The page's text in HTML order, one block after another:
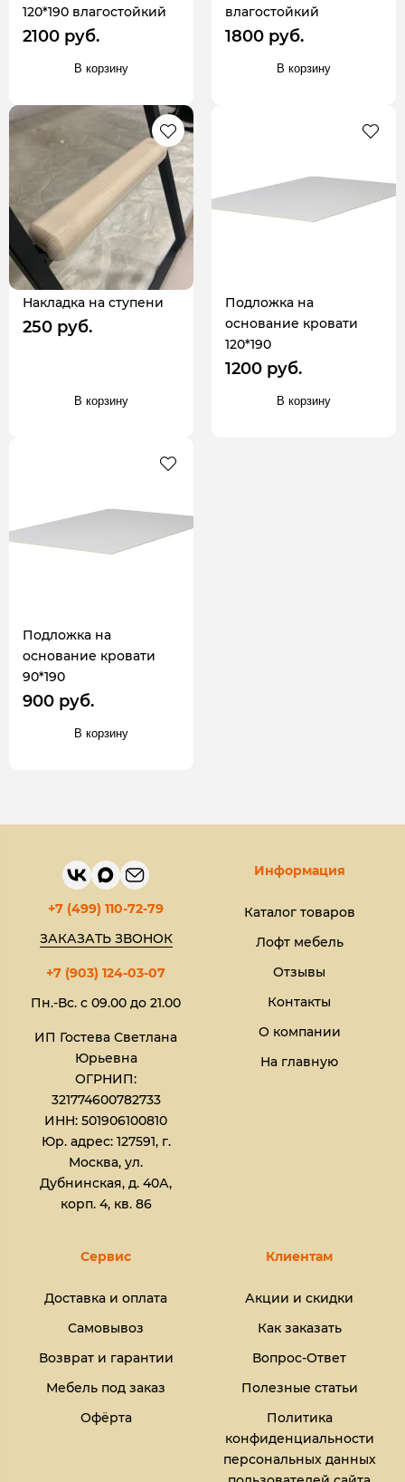
120*190 влагостойкий
2100 руб.
В корзину
влагостойкий
1800 руб.
В корзину
Накладка на ступени
250 руб.
В корзину
Подложка на
основание кровати
120*190
1200 руб.
В корзину
Подложка на
основание кровати
90*190
900 руб.
В корзину
+7 (499) 110-72-79
ЗАКАЗАТЬ ЗВОНОК
+7 (903) 124-03-07
Пн.-Вс. с 09.00 до 21.00
ИП Гостева Светлана
Юрьевна​
ОГРНИП:
321774600782733
ИНН: 501906100810
Юр. адрес: 127591, г.
Москва, ул.
Дубнинская, д. 40А,
корп. 4, кв. 86
Информация
Каталог товаров
Лофт мебель
Отзывы
Контакты
О компании
На главную
Сервис
Доставка и оплата
Самовывоз
Возврат и гарантии
Мебель под заказ
Офёрта
Клиентам
Акции и скидки
Как заказать
Вопрос-Ответ
Полезные статьи
Политика
конфиденциальности
персональных данных